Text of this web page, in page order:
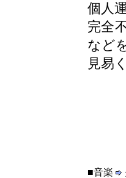
個人
完全
など
見易
■音楽